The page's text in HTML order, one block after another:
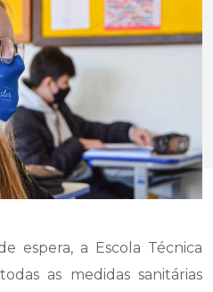
espera, a Escola Técnica
as medidas sanitárias